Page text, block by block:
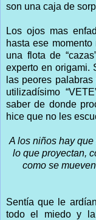
son una caja de
Los ojos mas
hasta ese
una flota de
experto en origami.
las peores
utilizadísimo
saber de donde
hice que no les
A los niños hay
lo que proyectan,
como se
Sentía que le
todo el miedo y